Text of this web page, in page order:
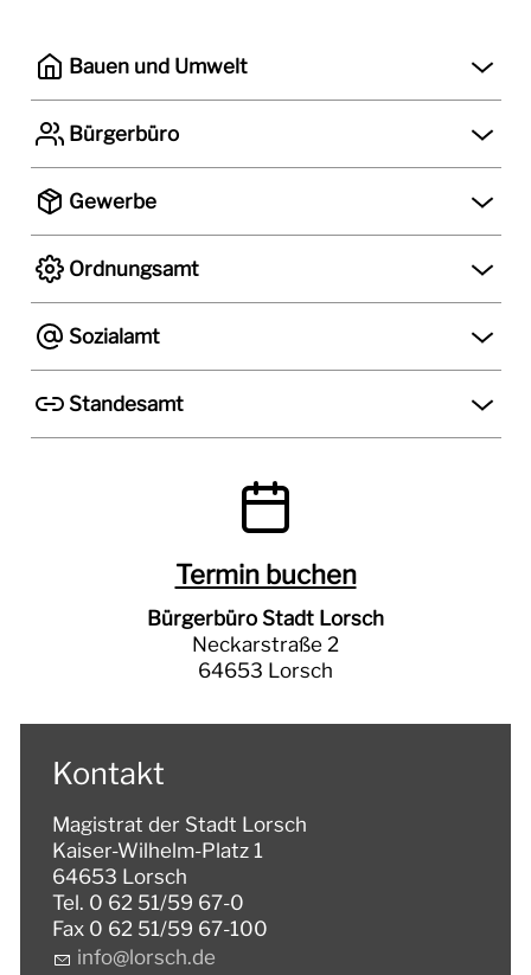
WIRTSCHAFT
STELLEN & AUSBILDUNG
BAUEN & UMWELT
LEBEN IN LORSCH
TOURISMUS
Bauen und Umwelt
Bürgerbüro
Gewerbe
Ordnungsamt
Sozialamt
Standesamt
Termin buchen
Bürgerbüro Stadt Lorsch
Neckarstraße 2
64653 Lorsch
Kontakt
Magistrat der Stadt Lorsch
Kaiser-Wilhelm-Platz 1
64653 Lorsch
Tel. 0 62 51/59 67-0
Fax 0 62 51/59 67-100
nf
l rsch d